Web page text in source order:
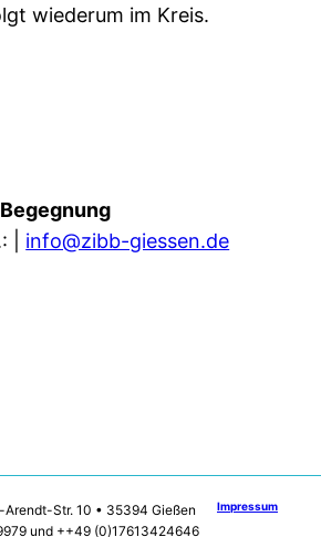
wiederum im Kreis.
| info@zibb-giessen.de
Arendt-Str. 10 • 35394 Gießen
und ++49 (0)17613424646
Impressum